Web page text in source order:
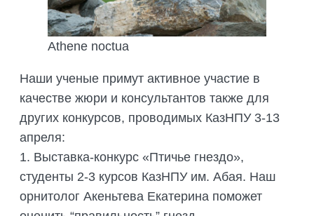
Athene noctua
Наши ученые примут активное участие в
качестве жюри и консультантов также для
других конкурсов, проводимых КазНПУ 3-13
апреля:
1. Выставка-конкурс «Птичье гнездо»,
студенты 2-3 курсов КазНПУ им. Абая. Наш
орнитолог Акеньтева Екатерина поможет